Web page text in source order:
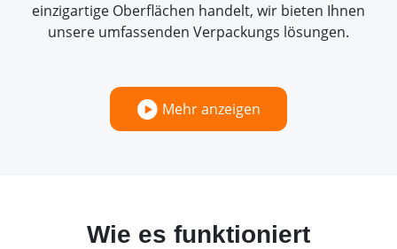
einzigartige Oberflächen handelt, wir bieten Ihnen
unsere umfassenden Verpackungs lösungen.
Mehr anzeigen
Wie es funktioniert